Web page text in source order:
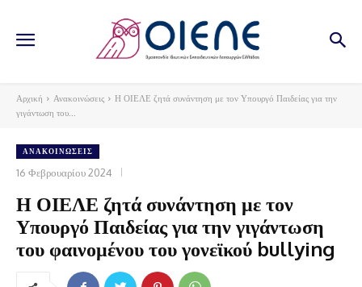
Αρχική Ανακοινώσεις
Η ΟΙΕΛΕ ζητά συνάντηση με τον Υπουργό Παιδείας για την
γιγάντωση του...
ΑΝΑΚΟΙΝΏΣΕΙΣ
16 Φεβρουαρίου 2024
Η ΟΙΕΛΕ ζητά συνάντηση με τον
Υπουργό Παιδείας για την γιγάντωση
του φαινομένου του γονεϊκού bullying